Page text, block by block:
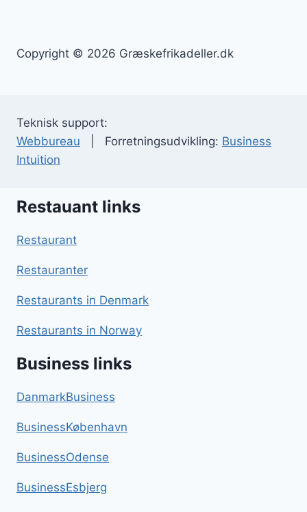
Copyright © 2026 Græskefrikadeller.dk
Teknisk support:
Webbureau | Forretningsudvikling: Business
Intuition
Restauant links
Restaurant
Restauranter
Restaurants in Denmark
Restaurants in Norway
Business links
DanmarkBusiness
BusinessKøbenhavn
BusinessOdense
BusinessEsbjerg